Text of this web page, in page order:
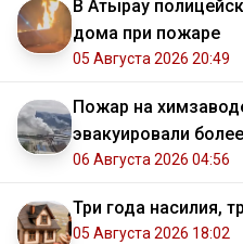
В Атырау
дома при пожаре
05 Августа 2026 20:49
Пожар на
эвакуировали
06 Августа 2026 04:56
Три года насилия,
05 Августа 2026 18:02